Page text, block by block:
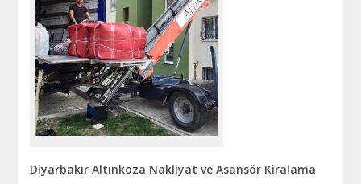
Diyarbakır Altınkoza Nakliyat ve Asansör Kiralama